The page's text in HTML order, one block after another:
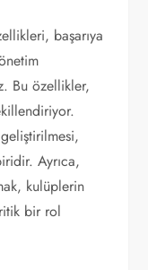
başarıya
Bu özellikler,
Ayrıca,
kulüplerin
bir rol